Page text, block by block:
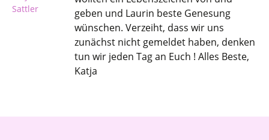
Sattler
geben und Laurin beste Genesung
wünschen. Verzeiht, dass wir uns
zunächst nicht gemeldet haben, denken
tun wir jeden Tag an Euch ! Alles Beste,
Katja